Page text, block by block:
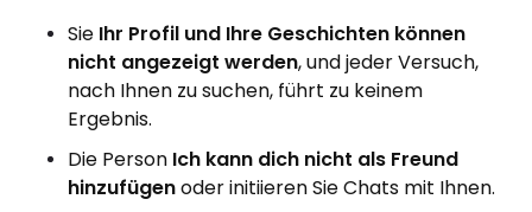
Sie Ihr Profil und Ihre Geschichten können
nicht angezeigt werden, und jeder Versuch,
nach Ihnen zu suchen, führt zu keinem
Ergebnis.
Die Person Ich kann dich nicht als Freund
hinzufügenoder initiieren Sie Chats mit Ihnen.